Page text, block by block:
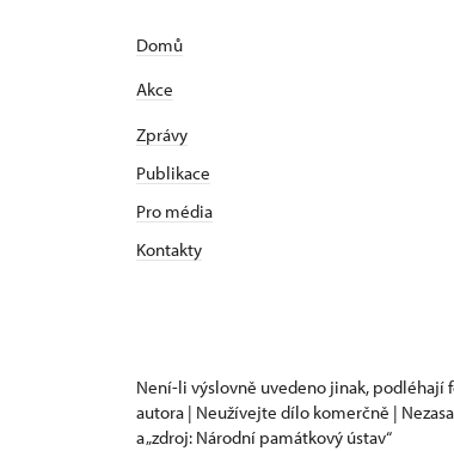
Domů
Akce
Zprávy
Publikace
Pro média
Kontakty
Není-li výslovně uvedeno jinak, podléhají
autora | Neužívejte dílo komerčně |
a „zdroj: Národní památkový ústav“